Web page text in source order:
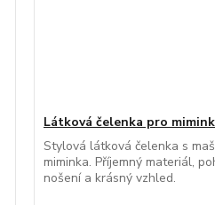
Látková čelenka pro
Stylová látková čelenka s
miminka. Příjemný materiál,
nošení a krásný vzhled.